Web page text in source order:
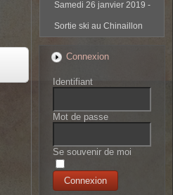
Samedi 26 janvier 2019 -
Sortie ski au Chinaillon
Connexion
Identifiant
Mot de passe
Se souvenir de moi